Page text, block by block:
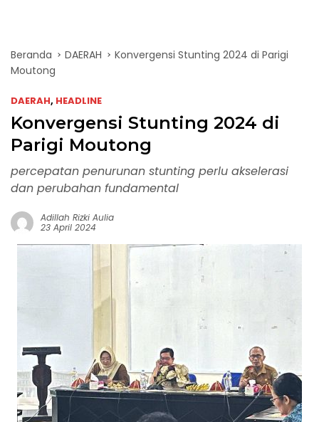
Beranda DAERAH
Konvergensi Stunting 2024 di Parigi
Moutong
DAERAH, HEADLINE
Konvergensi Stunting 2024 di
Parigi Moutong
percepatan penurunan stunting perlu akselerasi
dan perubahan fundamental
Adillah Rizki Aulia
23 April 2024